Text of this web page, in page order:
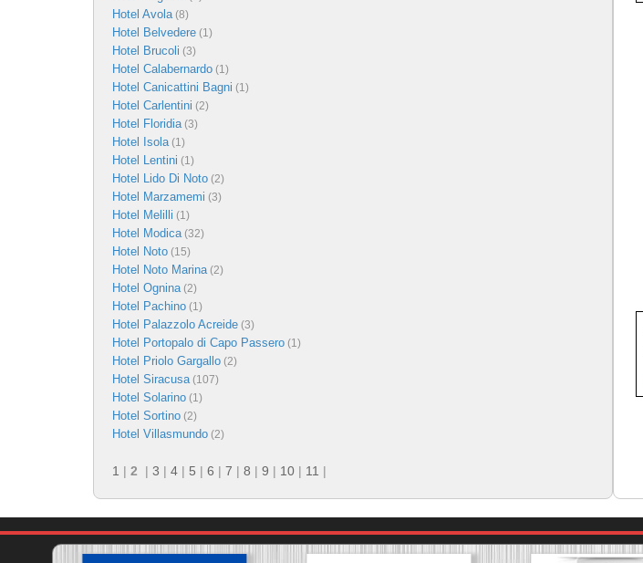
Hotel Avola(8)
Hotel Belvedere (1)
Hotel Brucoli (3)
Hotel Calabernardo (1)
Hotel Canicattini Bagni (1)
Hotel Carlentini (2)
Hotel Floridia(3)
Hotel Isola(1)
Hotel Lentini (1)
Hotel Lido Di Noto (2)
Hotel Marzamemi (3)
Hotel Melilli (1)
Hotel Modica(32)
Hotel Noto (15)
Hotel Noto Marina(2)
Hotel Ognina(2)
Hotel Pachino (1)
Hotel Palazzolo Acreide (3)
Hotel Portopalo di Capo Passero (1)
Hotel Priolo Gargallo (2)
Hotel Siracusa(107)
Hotel Solarino (1)
Hotel Sortino (2)
Hotel Villasmundo (2)
1 | 2 | 3 | 4 | 5 | 6 | 7 | 8 | 9 | 10 | 11 |